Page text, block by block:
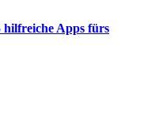
hilfreiche Apps fürs